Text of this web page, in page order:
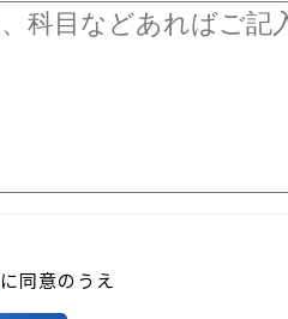
に同意のうえ